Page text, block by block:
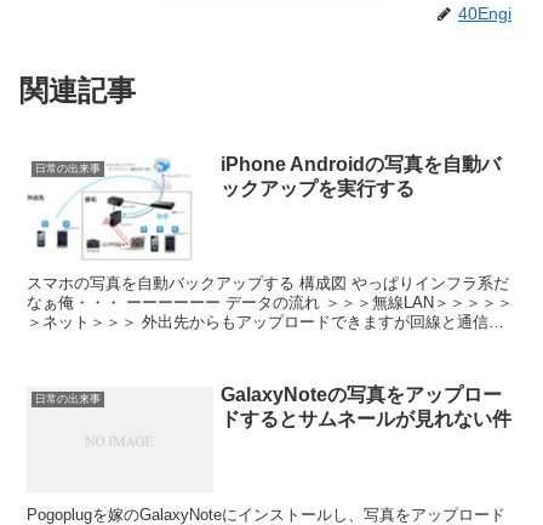
40Engi
関連記事
日常の出来事
iPhone Androidの写真を自動バ
ックアップを実行する
スマホの写真を自動バックアップする 構成図 やっぱりインフラ系だ
なぁ俺・・・ ーーーーーー データの流れ ＞＞＞無線LAN＞＞＞＞＞
＞ネット＞＞＞ 外出先からもアップロードできますが回線と通信費
日常の出来事
GalaxyNoteの写真をアップロー
ドするとサムネールが見れない件
Pogoplugを嫁のGalaxyNoteにインストールし、写真をアップロード